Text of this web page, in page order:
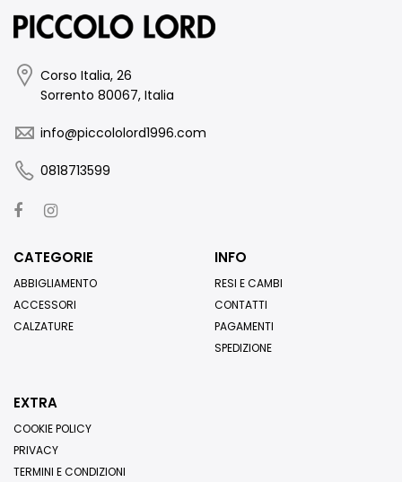
Corso Italia, 26
Sorrento 80067, Italia
info@piccololord1996.com
0818713599
CATEGORIE
ABBIGLIAMENTO
ACCESSORI
CALZATURE
INFO
RESI E CAMBI
CONTATTI
PAGAMENTI
SPEDIZIONE
EXTRA
COOKIE POLICY
PRIVACY
TERMINI E CONDIZIONI